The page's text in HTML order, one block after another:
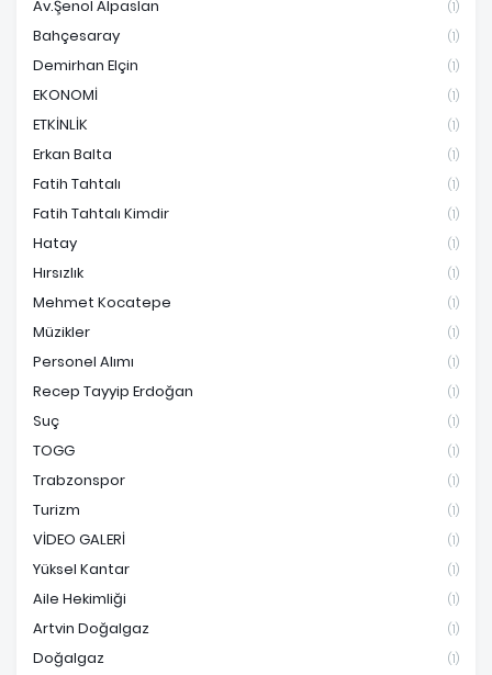
Av.Şenol Alpaslan (1)
Bahçesaray (1)
Demirhan Elçin (1)
EKONOMİ (1)
ETKİNLİK (1)
Erkan Balta (1)
Fatih Tahtalı (1)
Fatih Tahtalı Kimdir (1)
Hatay (1)
Hırsızlık (1)
Mehmet Kocatepe (1)
Müzikler (1)
Personel Alımı (1)
Recep Tayyip Erdoğan (1)
Suç (1)
TOGG (1)
Trabzonspor (1)
Turizm (1)
VİDEO GALERİ (1)
Yüksel Kantar (1)
Aile Hekimliği (1)
Artvin Doğalgaz (1)
Doğalgaz (1)